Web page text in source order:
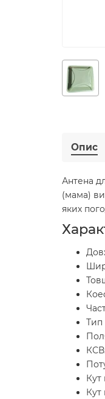
Опис
Антена
(мама)
яких
Тип
Кут
Кут